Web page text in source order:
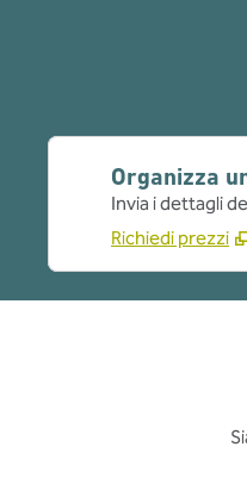
Organizza
Invia i dettagli
Richiedi prezzi